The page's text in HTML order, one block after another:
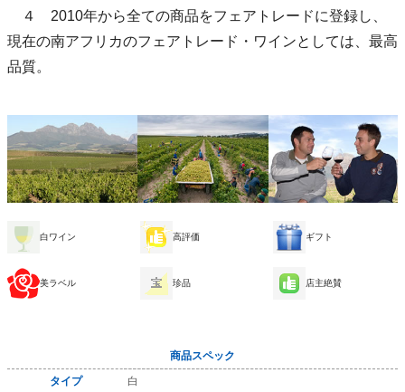
４ 2010年から全ての商品をフェアトレードに登録し、
現在の南アフリカのフェアトレード・ワインとしては、最高
品質。
白ワイン 高評価 ギフト
美ラベル 珍品 店主絶賛
商品スペック
タイプ
白